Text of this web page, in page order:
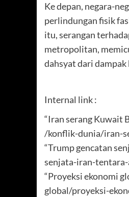
Ke depan, negara-
perlindungan fisik
itu, serangan
metropolitan,
dahsyat dari
Internal link :
“Iran serang Kuwait
/konflik-dunia/iran-
“Trump gencatan
senjata-iran-
“Proyeksi ekonomi
global/proyeksi-